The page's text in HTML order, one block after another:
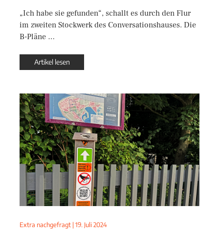
„Ich habe sie gefunden“, schallt es durch den Flur
im zweiten Stockwerk des Conversationshauses. Die
B-Pläne …
Artikel lesen
Extra nachgefragt | 19. Juli 2024